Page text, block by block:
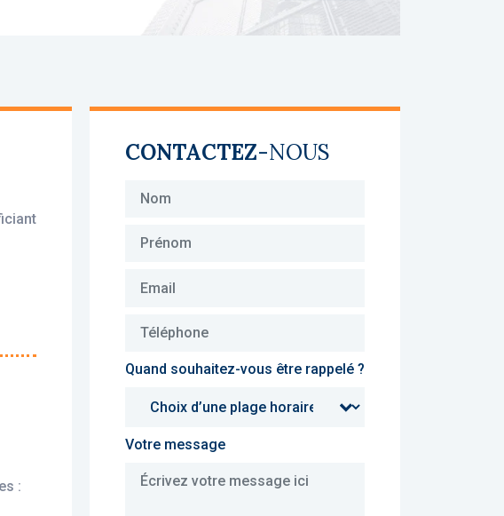
:
CONTACTEZ-NOUS
Quand souhaitez-vous être rappelé ?
Votre message